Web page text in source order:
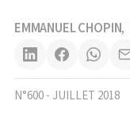
EMMANUEL CHOPIN,
N°600 - JUILLET 2018